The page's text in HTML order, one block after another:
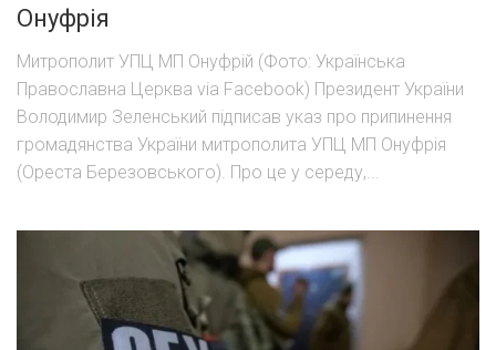
Онуфрія
Митрополит УПЦ МП Онуфрій (Фото: Українська
Православна Церква via Facebook) Президент України
Володимир Зеленський підписав указ про припинення
громадянства України митрополита УПЦ МП Онуфрія
(Ореста Березовського). Про це у середу,...